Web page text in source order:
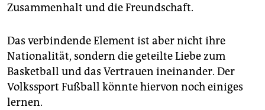
Zusammenhalt und die Freundschaft.
Das verbindende Element ist aber nicht ihre
Nationalität, sondern die geteilte Liebe zum
Basketball und das Vertrauen ineinander. Der
Volkssport Fußball könnte hiervon noch einiges
lernen.